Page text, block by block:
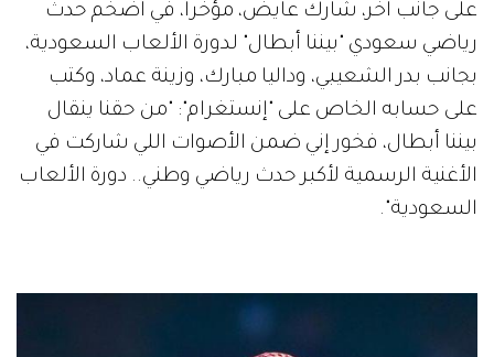
على جانب آخر، شارك عايض، مؤخراً، في أضخم حدث
رياضي سعودي "بيننا أبطال" لدورة الألعاب السعودية،
بجانب بدر الشعيبي، وداليا مبارك، وزينة عماد، وكتب
على حسابه الخاص على "إنستغرام": "من حقنا ينقال
بيننا أبطال، فخور إني ضمن الأصوات اللي شاركت في
الأغنية الرسمية لأكبر حدث رياضي وطني.. دورة الألعاب
السعودية".